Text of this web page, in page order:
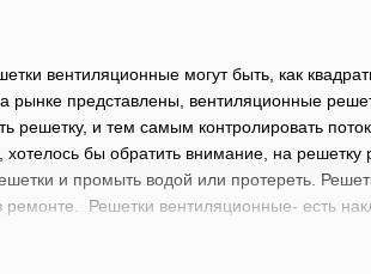
вентиляционные могут быть, как
представлены, вентиляционные
решетку, и тем самым контролировать
бы обратить внимание, на решетку
и промыть водой или протереть.
Решетки вентиляционные- есть